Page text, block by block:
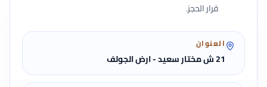
قرار الحجز.
العنوان
21 ش مختار سعيد - ارض الجولف